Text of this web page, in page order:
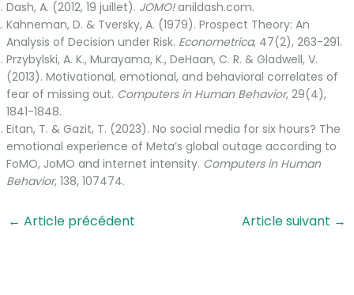
Dash, A. (2012, 19 juillet). JOMO!anildash.com.
Kahneman, D. & Tversky, A. (1979). Prospect Theory: An
Analysis of Decision under Risk. Econometrica, 47(2), 263-291.
Przybylski, A. K., Murayama, K., DeHaan, C. R. & Gladwell, V.
(2013). Motivational, emotional, and behavioral correlates of
fear of missing out. Computers in Human Behavior, 29(4),
1841-1848.
Eitan, T. & Gazit, T. (2023). No social media for six hours? The
emotional experience of Meta’s global outage according to
FoMO, JoMO and internet intensity. Computers in Human
Behavior, 138, 107474.
← Article précédent Article suivant →